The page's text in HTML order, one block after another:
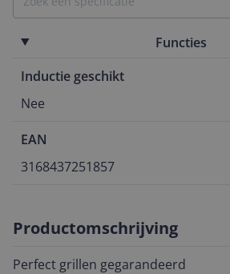
Functies
Inductie geschikt
Nee
EAN
3168437251857
Productomschrijving
Perfect grillen gegarandeerd